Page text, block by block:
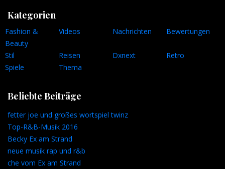
Kategorien
Fashion &
Beauty
Videos Nachrichten Bewertungen
Stil Reisen Dxnext
Retro
Spiele
Thema
Beliebte Beiträge
fetter joe und großes wortspiel twinz
Top-R&B-Musik 2016
Becky Ex am Strand
neue musik rap und r&b
che vom Ex am Strand